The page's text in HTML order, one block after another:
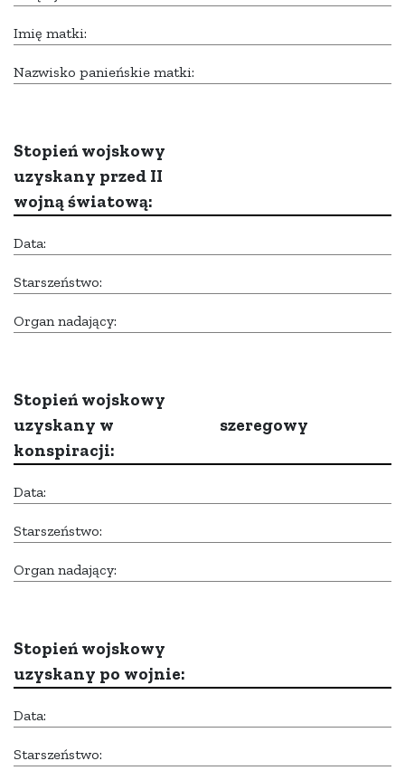
Imię matki:
Nazwisko panieńskie matki:
Stopień wojskowy
uzyskany przed II
wojną światową:
Data:
Starszeństwo:
Organ nadający:
Stopień wojskowy
uzyskany w
konspiracji:
szeregowy
Data:
Starszeństwo:
Organ nadający:
Stopień wojskowy
uzyskany po wojnie:
Data:
Starszeństwo: